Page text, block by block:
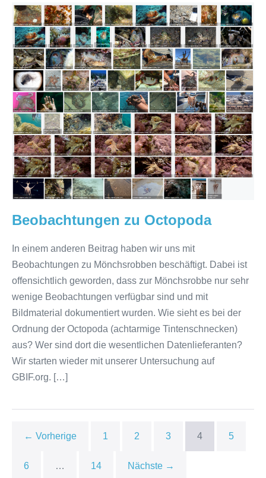
Beobachtungen
zu
Octopoda
Beobachtungen zu Octopoda
In einem anderen Beitrag haben wir uns mit
Beobachtungen zu Mönchsrobben beschäftigt. Dabei ist
offensichtlich geworden, dass zur Mönchsrobbe nur sehr
wenige Beobachtungen verfügbar sind und mit
Bildmaterial dokumentiert wurden. Wie sieht es bei der
Ordnung der Octopoda (achtarmige Tintenschnecken)
aus? Wer sind dort die wesentlichen Datenlieferanten?
Wir starten wieder mit unserer Untersuchung auf
GBIF.org. […]
← Vorherige 1 2 3 4 5
6 … 14 Nächste →